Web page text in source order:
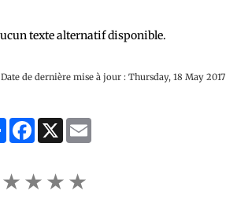
Date de dernière mise à jour : Thursday, 18 May 2017
PartagerFacebook
X
★★★★